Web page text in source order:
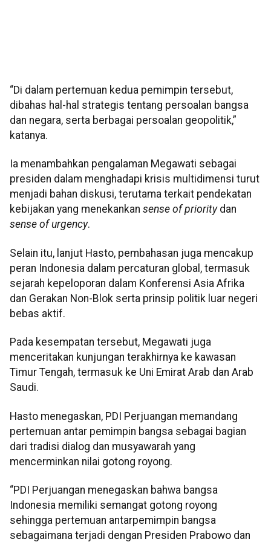
“Di dalam pertemuan kedua pemimpin tersebut,
dibahas hal-hal strategis tentang persoalan bangsa
dan negara, serta berbagai persoalan geopolitik,”
katanya.
Ia menambahkan pengalaman Megawati sebagai
presiden dalam menghadapi krisis multidimensi turut
menjadi bahan diskusi, terutama terkait pendekatan
kebijakan yang menekankan sense of prioritydan
sense of urgency.
Selain itu, lanjut Hasto, pembahasan juga mencakup
peran Indonesia dalam percaturan global, termasuk
sejarah kepeloporan dalam Konferensi Asia Afrika
dan Gerakan Non-Blok serta prinsip politik luar negeri
bebas aktif.
Pada kesempatan tersebut, Megawati juga
menceritakan kunjungan terakhirnya ke kawasan
Timur Tengah, termasuk ke Uni Emirat Arab dan Arab
Saudi.
Hasto menegaskan, PDI Perjuangan memandang
pertemuan antar pemimpin bangsa sebagai bagian
dari tradisi dialog dan musyawarah yang
mencerminkan nilai gotong royong.
“PDI Perjuangan menegaskan bahwa bangsa
Indonesia memiliki semangat gotong royong
sehingga pertemuan antarpemimpin bangsa
sebagaimana terjadi dengan Presiden Prabowo dan